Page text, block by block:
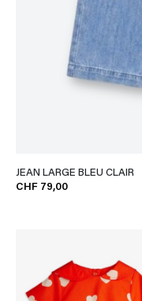
JEAN LARGE BLEU CLAIR
CHF 79,00